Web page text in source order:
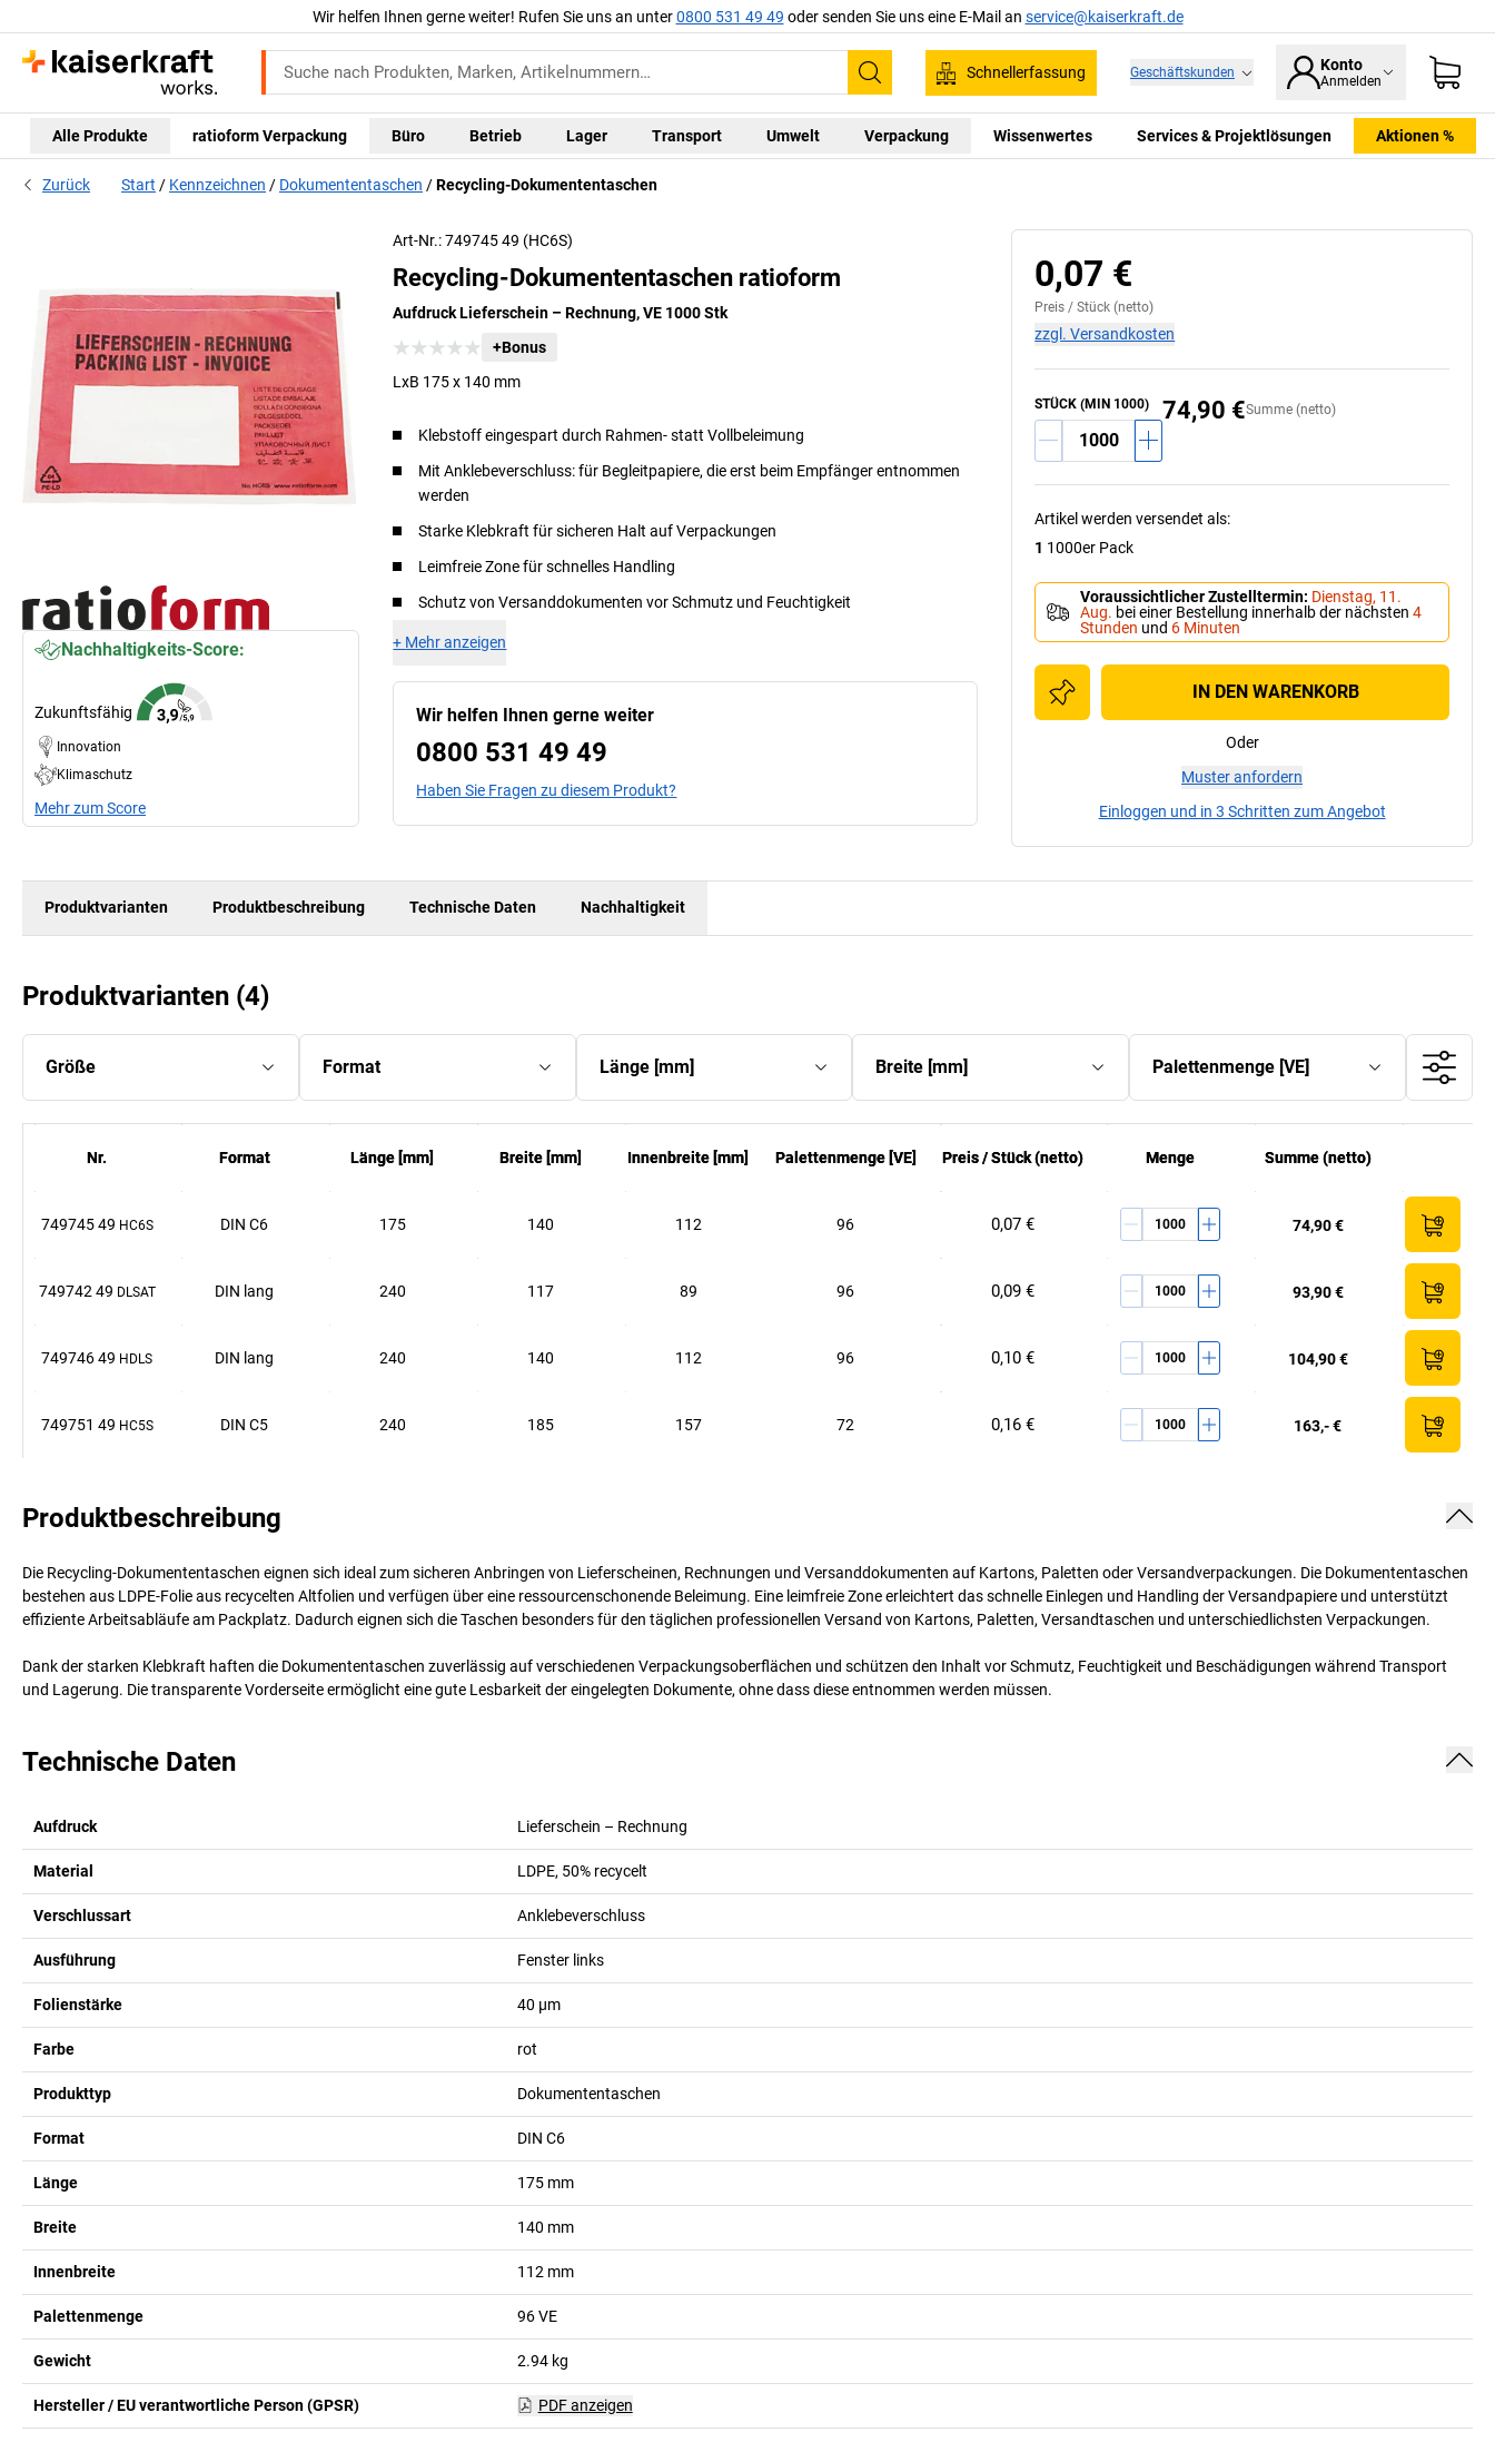
Wir helfen Ihnen gerne weiter! Rufen Sie uns an unter0800 531 49 49 oder senden Sie uns eine E-Mail an service@kaiserkraft.de
Suchen
Schnellerfassung Geschäftskunden Konto
Anmelden
Alle Produkte ratioform Verpackung Büro Betrieb Lager Transport Umwelt Verpackung Wissenwertes Services & Projektlösungen Aktionen %
Zurück Start Kennzeichnen Dokumententaschen Recycling-Dokumententaschen
Nachhaltigkeits-Score:
Zukunftsfähig
Innovation
Klimaschutz
Mehr zum Score
Art-Nr.: 749745 49 (HC6S)
Recycling-Dokumententaschen ratioform
Aufdruck Lieferschein – Rechnung, VE 1000 Stk
+Bonus
LxB 175 x 140 mm
Klebstoff eingespart durch Rahmen- statt Vollbeleimung
Mit Anklebeverschluss: für Begleitpapiere, die erst beim Empfänger entnommen
werden
Starke Klebkraft für sicheren Halt auf Verpackungen
Leimfreie Zone für schnelles Handling
Schutz von Versanddokumenten vor Schmutz und Feuchtigkeit
+ Mehr anzeigen
Wir helfen Ihnen gerne weiter
0800 531 49 49
Haben Sie Fragen zu diesem Produkt?
0,07 €
Preis /Stück (netto)
zzgl. Versandkosten
STÜCK (MIN 1000) Summe (netto)
74,90 €
Artikel werden versendet als:
1 1000er Pack
Voraussichtlicher Zustelltermin: Dienstag, 11.
Aug. bei einer Bestellung innerhalb der nächsten4
Stunden und 6 Minuten
IN DEN WARENKORB
Oder
Muster anfordern
Einloggen und in 3 Schritten zum Angebot
Produktvarianten Produktbeschreibung Technische Daten Nachhaltigkeit
Produktvarianten (4)
Größe Format Länge[mm] Breite [mm] Palettenmenge [VE]
Nr. Format Länge [mm] Breite[mm] Innenbreite [mm] Palettenmenge[VE] Preis /Stück(netto) Menge Summe (netto)
Nr. Format Länge [mm] Breite[mm] Innenbreite [mm] Palettenmenge[VE] Preis /Stück(netto) Menge Summe (netto)
749745 49 HC6S DIN C6 175 140 112 96 0,07 € 74,90 €
749742 49 DLSAT DIN lang 240 117 89 96 0,09 € 93,90 €
749746 49 HDLS DIN lang 240 140 112 96 0,10 € 104,90 €
749751 49 HC5S DIN C5 240 185 157 72 0,16 € 163,- €
Produktbeschreibung
Die Recycling-Dokumententaschen eignen sich ideal zum sicheren Anbringen von Lieferscheinen, Rechnungen und Versanddokumenten auf Kartons, Paletten oder Versandverpackungen. Die Dokumententaschen
bestehen aus LDPE-Folie aus recycelten Altfolien und verfügen über eine ressourcenschonende Beleimung. Eine leimfreie Zone erleichtert das schnelle Einlegen und Handling der Versandpapiere und unterstützt
effiziente Arbeitsabläufe am Packplatz. Dadurch eignen sich die Taschen besonders für den täglichen professionellen Versand von Kartons, Paletten, Versandtaschen und unterschiedlichsten Verpackungen.
Dank der starken Klebkraft haften die Dokumententaschen zuverlässig auf verschiedenen Verpackungsoberflächen und schützen den Inhalt vor Schmutz, Feuchtigkeit und Beschädigungen während Transport
und Lagerung. Die transparente Vorderseite ermöglicht eine gute Lesbarkeit der eingelegten Dokumente, ohne dass diese entnommen werden müssen.
Technische Daten
Aufdruck Lieferschein – Rechnung
Material LDPE, 50% recycelt
Verschlussart Anklebeverschluss
Ausführung Fenster links
Folienstärke 40 µm
Farbe rot
Produkttyp Dokumententaschen
Format DIN C6
Länge 175 mm
Breite 140 mm
Innenbreite 112 mm
Palettenmenge 96 VE
Gewicht 2.94 kg
Hersteller / EU verantwortliche Person (GPSR) PDF anzeigen